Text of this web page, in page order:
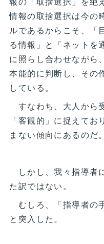
情報の取捨選択は今の
ルであるからこそ、「
る情報」と「ネットを
に照らし合わせながら
本能的に判断し、その
している。
すなわち、大人から
「客観的」に捉えて
まない傾向にあるのだ。
しかし、我々指導者
た訳ではない。
むしろ、「指導者の
と突入した。